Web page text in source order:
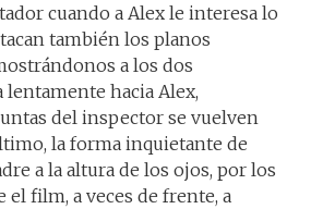
cuando a Alex le interesa lo
también los planos
a los dos
lentamente hacia Alex,
del inspector se vuelven
la forma inquietante de
a la altura de los ojos, por los
film, a veces de frente, a